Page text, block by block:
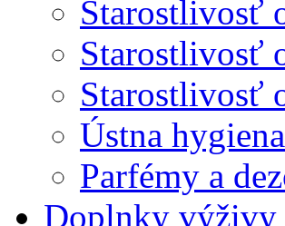
Starostlivosť
Starostlivosť
Starostlivosť
Ústna hygiena
Parfémy a
Doplnky výživy